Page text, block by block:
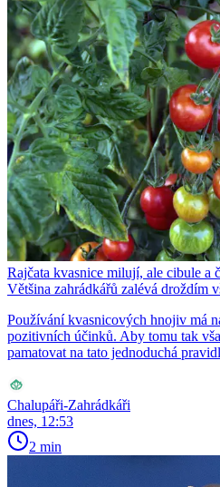
Rajčata kvasnice milují, ale cibule a
Většina zahrádkářů zalévá droždím
Používání kvasnicových hnojiv má
pozitivních účinků. Aby tomu tak
pamatovat na tato jednoduchá
Chalupáři-Zahrádkáři
dnes, 12:53
2 min